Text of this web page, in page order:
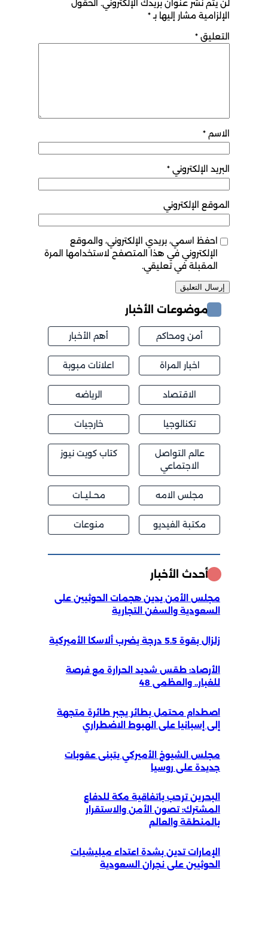
لن يتم نشر عنوان بريدك الإلكتروني. الحقول
الإلزامية مشار إليها بـ*
التعليق *
الاسم *
البريد الإلكتروني *
الموقع الإلكتروني
احفظ اسمي، بريدي الإلكتروني، والموقع
الإلكتروني في هذا المتصفح لاستخدامها المرة
المقبلة في تعليقي.
موضوعات الأخبار
أمن ومحاكم أهم الأخبار
اخبار المراة اعلانات مبوبة
الاقتصاد الرياضه
تكنالوجيا خارجيات
عالم التواصل
الاجتماعي
كتاب كويت نيوز
مجلس الامه محــليــات
مكتبة الفيديو منوعات
أحدث الأخبار
مجلس الأمن يدين هجمات الحوثيين على
السعودية والسفن التجارية
زلزال بقوة 5.5 درجة يضرب ألاسكا الأميركية
الأرصاد: طقس شديد الحرارة مع فرصة
للغبار.. والعظمى 48
اصطدام محتمل بطائر يجبر طائرة متجهة
إلى إسبانيا على الهبوط الاضطراري
مجلس الشيوخ الأميركي يتبنى عقوبات
جديدة على روسيا
البحرين ترحب باتفاقية مكة للدفاع
المشترك: تصون الأمن والاستقرار
بالمنطقة والعالم
الإمارات تدين بشدة اعتداء ميليشيات
الحوثيين على نجران السعودية